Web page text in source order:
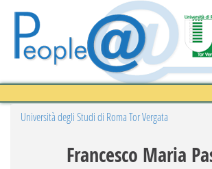
Università degli Studi di Roma Tor Vergata
Francesco Maria